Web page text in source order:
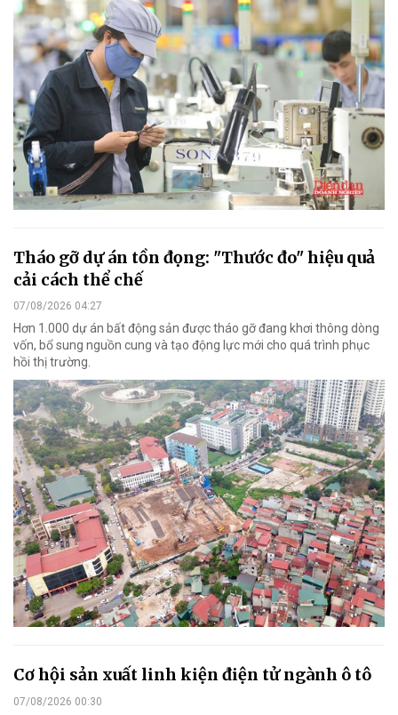
Tháo gỡ dự án tồn đọng: "Thước đo" hiệu quả
cải cách thể chế
07/08/2026 04:27
Hơn 1.000 dự án bất động sản được tháo gỡ đang khơi thông dòng
vốn, bổ sung nguồn cung và tạo động lực mới cho quá trình phục
hồi thị trường.
Cơ hội sản xuất linh kiện điện tử ngành ô tô
07/08/2026 00:30